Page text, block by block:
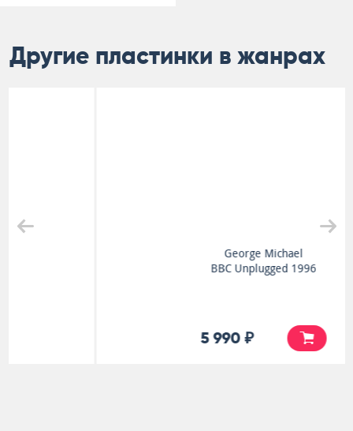
Другие пластинки в жанрах
BBC Unplugged 1996